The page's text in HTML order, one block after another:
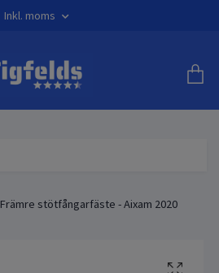
Inkl. moms
Främre stötfångarfäste - Aixam 2020